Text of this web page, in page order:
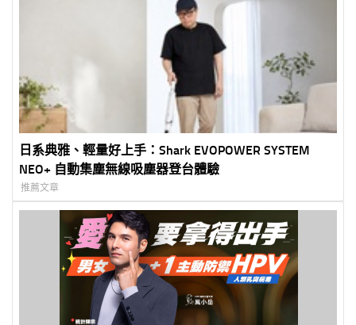
日系典雅、輕量好上手：Shark EVOPOWER SYSTEM
NEO+ 自動集塵無線吸塵器登台體驗
推薦文章